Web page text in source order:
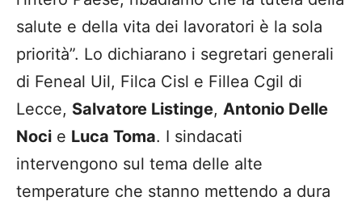
salute e della vita dei lavoratori è la sola
priorità”. Lo dichiarano i segretari generali
di Feneal Uil, Filca Cisl e Fillea Cgil di
Lecce, Salvatore Listinge, Antonio Delle
Noci e Luca Toma. I sindacati
intervengono sul tema delle alte
temperature che stanno mettendo a dura